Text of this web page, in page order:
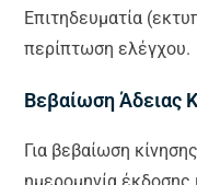
Επιτηδευματία
περίπτωση ελέγχου.
Βεβαίωση Άδειας
Για βεβαίωση